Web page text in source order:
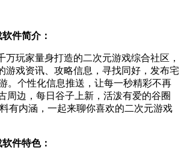
件简介：
万玩家量身打造的二次元游戏综合社区，
游戏资讯、攻略信息，寻找同好，发布宅
。个性化信息推送，让每一秒精彩不再
周边，每日谷子上新，活泼有爱的谷圈
有内涵，一起来聊你喜欢的二次元游戏
件特色：